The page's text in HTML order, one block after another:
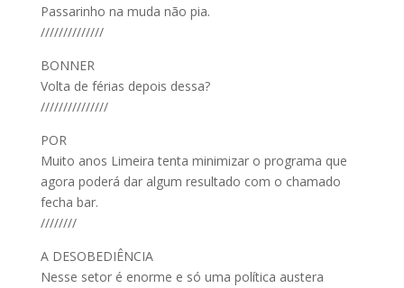
Passarinho na muda não pia.
//////////////
BONNER
Volta de férias depois dessa?
///////////////
POR
Muito anos Limeira tenta minimizar o programa que
agora poderá dar algum resultado com o chamado
fecha bar.
////////
A DESOBEDIÊNCIA
Nesse setor é enorme e só uma política austera